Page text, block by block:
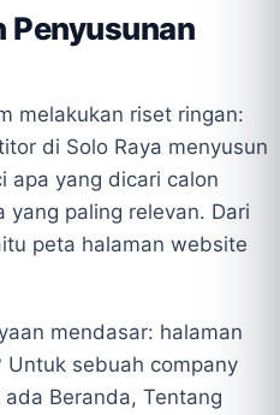
Penyusunan
melakukan riset ringan:
di Solo Raya menyusun
apa yang dicari calon
yang paling relevan. Dari
peta halaman website
mendasar: halaman
sebuah company
Beranda, Tentang